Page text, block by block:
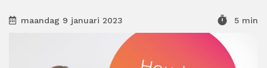
maandag 9 januari 2023 timer 5 min